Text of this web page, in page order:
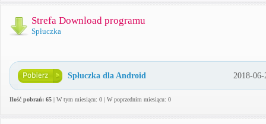
Strefa Download programu
Spłuczka
Spłuczka dla Android 2018-06-
Ilość pobrań: 65 | W tym miesiącu: 0 | W poprzednim miesiącu: 0